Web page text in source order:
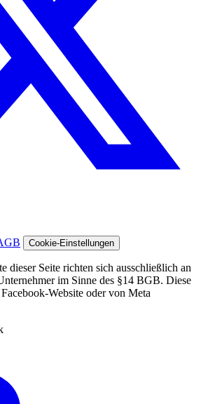
Cookie-Einstellungen
dieser Seite richten sich ausschließlich an
im Sinne des §14 BGB. Diese
Website oder von Meta